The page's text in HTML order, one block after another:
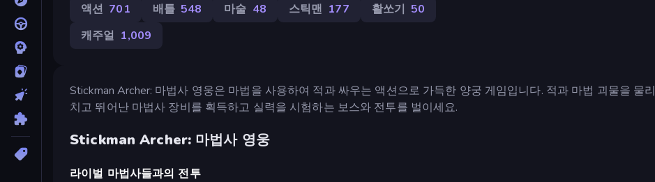
액션 701 배틀 548 마술 48 스틱맨 177 활쏘기 50
캐주얼 1,009
Stickman Archer: 마법사 영웅은 마법을 사용하여 적과 싸우는 액션으로 가득한 양궁 게임입니다. 적과 마법 괴물을 물리
치고 뛰어난 마법사 장비를 획득하고 실력을 시험하는 보스와 전투를 벌이세요.
Stickman Archer: 마법사 영웅
라이벌 마법사들과의 전투